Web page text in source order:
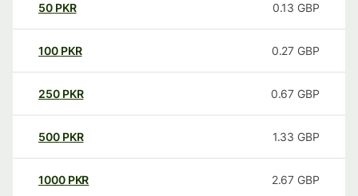
50 PKR 0.13 GBP
100 PKR 0.27 GBP
250 PKR 0.67 GBP
500 PKR 1.33 GBP
1000 PKR 2.67 GBP